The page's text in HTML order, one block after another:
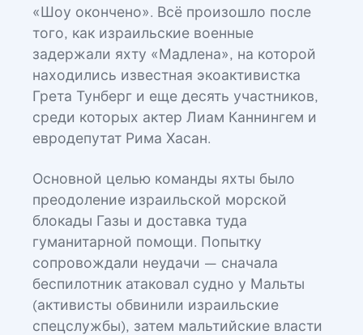
«Шоу окончено». Всё произошло после
того, как израильские военные
задержали яхту «Мадлена», на которой
находились известная экоактивистка
Грета Тунберг и еще десять участников,
среди которых актер Лиам Каннингем и
евродепутат Рима Хасан.
Основной целью команды яхты было
преодоление израильской морской
блокады Газы и доставка туда
гуманитарной помощи. Попытку
сопровождали неудачи — сначала
беспилотник атаковал судно у Мальты
(активисты обвинили израильские
спецслужбы), затем мальтийские власти